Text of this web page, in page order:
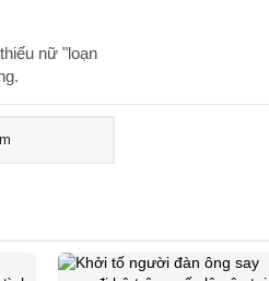
nữ "loạn